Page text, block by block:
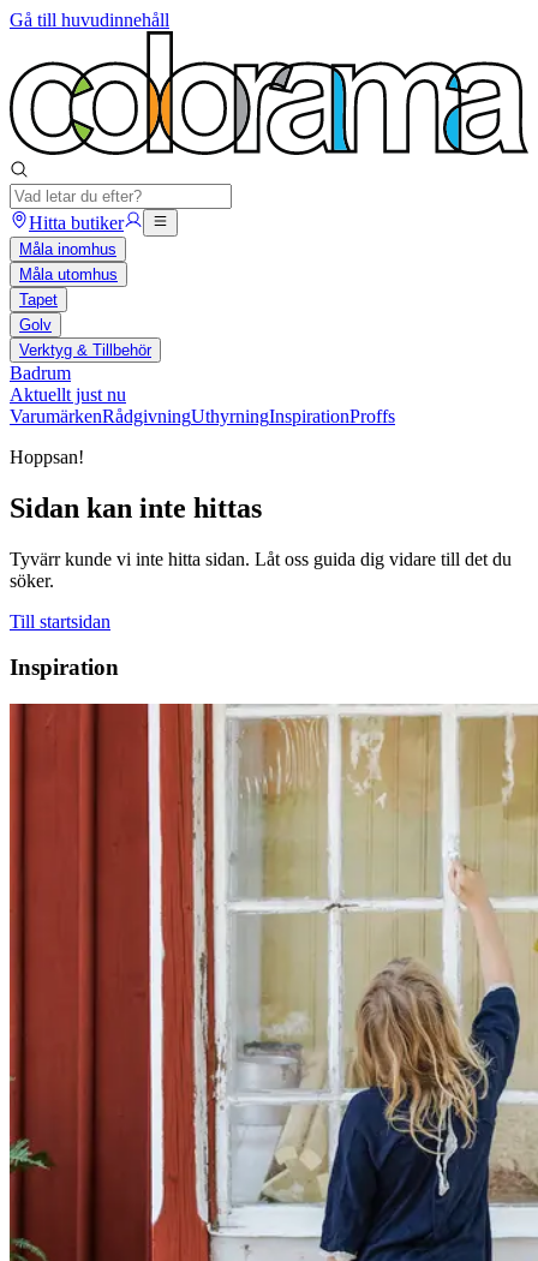
Gå till huvudinnehåll
Hitta butiker
Måla inomhus
Måla utomhus
Tapet
Golv
Verktyg & Tillbehör
Badrum
Aktuellt just nu
VarumärkenRådgivningUthyrningInspirationProffs
Hoppsan!
Sidan kan inte hittas
Tyvärr kunde vi inte hitta sidan. Låt oss guida dig vidare till det du
söker.
Till startsidan
Inspiration